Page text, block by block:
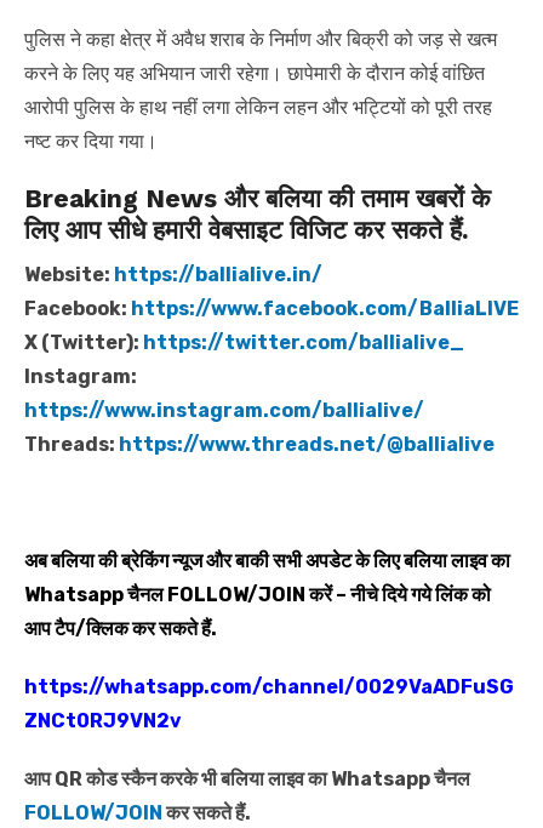
पुलिस ने कहा क्षेत्र में अवैध शराब के निर्माण और बिक्री को जड़ से खत्म
करने के लिए यह अभियान जारी रहेगा। छापेमारी के दौरान कोई वांछित
आरोपी पुलिस के हाथ नहीं लगा लेकिन लहन और भट्टियों को पूरी तरह
नष्ट कर दिया गया।
Breaking News और बलिया की तमाम खबरों के
लिए आप सीधे हमारी वेबसाइट विजिट कर सकते हैं.
Website: https://ballialive.in/
Facebook: https://www.facebook.com/BalliaLIVE
X (Twitter): https://twitter.com/ballialive_
Instagram:
https://www.instagram.com/ballialive/
Threads: https://www.threads.net/@ballialive
अब बलिया की ब्रेकिंग न्यूज और बाकी सभी अपडेट के लिए बलिया लाइव का
WhatsappचैनलFOLLOW/JOINकरें – नीचे दिये गये लिंक को
आप टैप/क्लिक कर सकते हैं.
https://whatsapp.com/channel/0029VaADFuSG
ZNCt0RJ9VN2v
आप QR कोड स्कैन करके भी बलिया लाइव का Whatsapp चैनल
FOLLOW/JOINकर सकते हैं.